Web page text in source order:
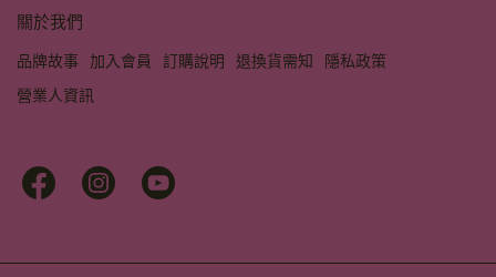
關於我們
品牌故事 加入會員 訂購說明 退換貨需知
隱私政策
營業人資訊